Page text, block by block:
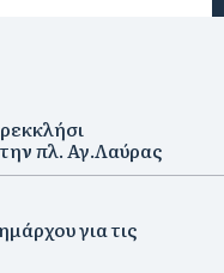
πλ. Αγ.Λαύρας
για τις